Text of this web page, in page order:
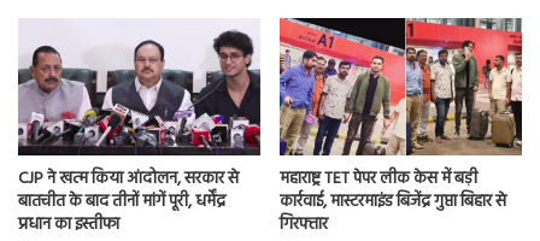
CJP ने खत्म किया आंदोलन, सरकार से
बातचीत के बाद तीनों मांगें पूरी, धर्मेंद्र
प्रधान का इस्तीफा
महाराष्ट्र TET पेपर लीक केस में बड़ी
कार्रवाई, मास्टरमाइंड बिजेंद्र गुप्ता बिहार से
गिरफ्तार